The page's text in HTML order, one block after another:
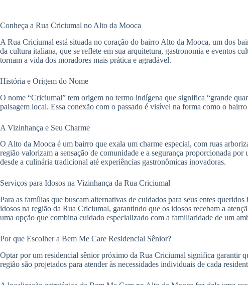
Conheça a Rua Criciumal no Alto da Mooca
A Rua Criciumal está situada no coração do bairro Alto da Mooca, um dos
da cultura italiana, que se reflete em sua arquitetura, gastronomia e eventos
tornam a vida dos moradores mais prática e agradável.
História e Origem do Nome
O nome “Criciumal” tem origem no termo indígena que significa “grande
paisagem local. Essa conexão com o passado é visível na forma como o
A Vizinhança e Seu Charme
O Alto da Mooca é um bairro que exala um charme especial, com ruas
região valorizam a sensação de comunidade e a segurança proporcionada
desde a culinária tradicional até experiências gastronômicas inovadoras.
Serviços para Idosos na Vizinhança da Rua Criciumal
Para as famílias que buscam alternativas de cuidados para seus entes
idosos na região da Rua Criciumal, garantindo que os idosos recebam a
uma opção que combina cuidado especializado com a familiaridade de um
Por que Escolher a Bem Me Care Residencial Sênior?
Optar por um residencial sênior próximo da Rua Criciumal significa garantir
região são projetados para atender às necessidades individuais de cada